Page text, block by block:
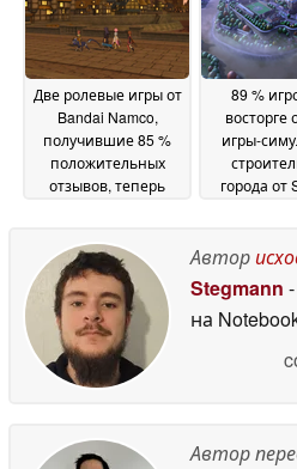
Две ролевые игры от
Bandai Namco,
получившие 85 %
положительных
отзывов, теперь
это их рекордно
низкие цены
17 June
2026
89 %
восторге
игры-
города от
скидка 85
Автор
Stegmann
на
Автор